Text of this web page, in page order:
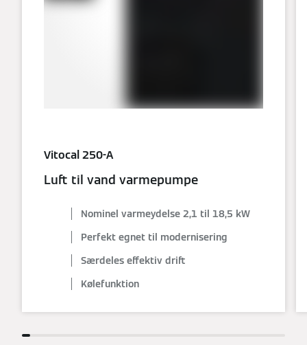
Vitocal 250-A
Luft til vand varmepumpe
Nominel varmeydelse 2,1 til 18,5 kW
Perfekt egnet til modernisering
Særdeles effektiv drift
Kølefunktion